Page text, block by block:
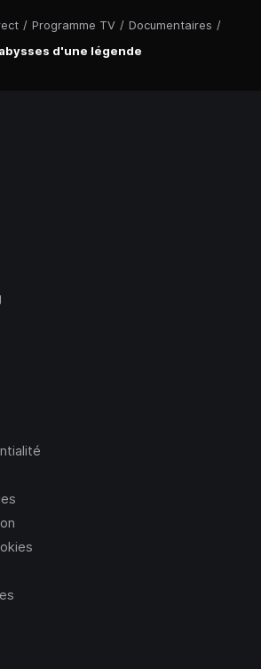
/ Programme TV / Documentaires /
d'une légende